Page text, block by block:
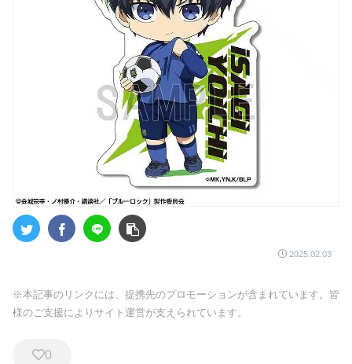
2025.02.03
※本記事のリンクには、提携先のプロモーションが含まれています。皆
様のご支援によりサイト運営が支えられています。
0